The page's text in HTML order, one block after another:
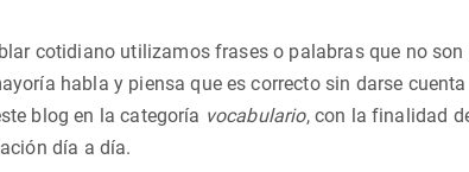
cotidiano utilizamos frases o palabras que no
habla y piensa que es correcto sin darse
blog en la categoría vocabulario, con la finalidad
día a día.